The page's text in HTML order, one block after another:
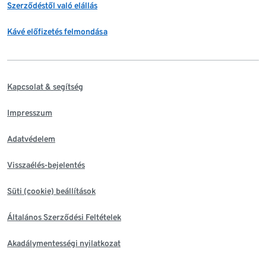
Szerződéstől való elállás
Kávé előfizetés felmondása
Kapcsolat & segítség
Impresszum
Adatvédelem
Visszaélés-bejelentés
Süti (cookie) beállítások
Általános Szerződési Feltételek
Akadálymentességi nyilatkozat